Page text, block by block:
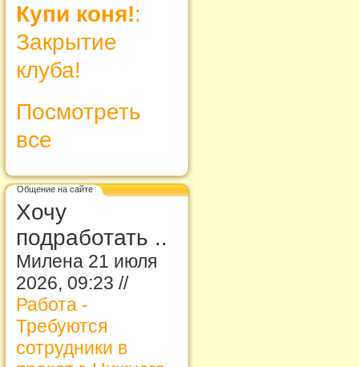
Купи коня!:
Закрытие
клуба!
Посмотреть
все
Общение на сайте
Хочу
подработать ..
Милена 21 июля
2026, 09:23 //
Работа -
Требуются
сотрудники в